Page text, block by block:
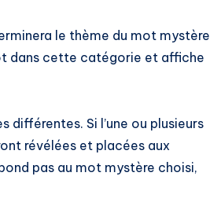
le thème du mot mystère
dans cette catégorie et affiche
Si l’une ou plusieurs
révélées et placées aux
pas au mot mystère choisi,